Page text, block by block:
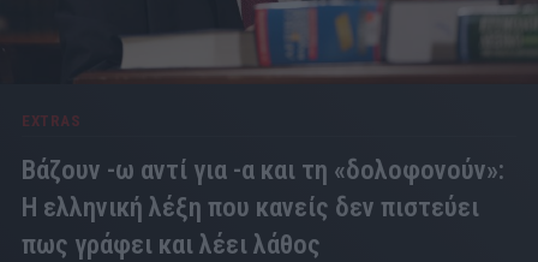
EXTRAS
Βάζουν -ω αντί για -α και τη «δολοφονούν»:
Η ελληνική λέξη που κανείς δεν πιστεύει
πως γράφει και λέει λάθος